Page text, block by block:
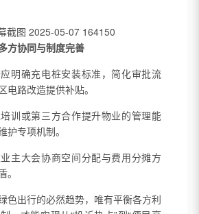
方协同与制度完善
明确充电桩安装标准，简化审批流
电路改造提供补贴。
训或第三方合作提升物业的管理能
护专项机制。
主大会协商空间分配与费用分摊方
色出行的必然趋势，唯有平衡各方利